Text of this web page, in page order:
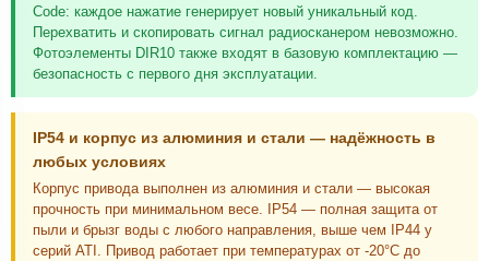
Code: каждое нажатие генерирует новый уникальный код.
Перехватить и скопировать сигнал радиосканером невозможно.
Фотоэлементы DIR10 также входят в базовую комплектацию —
безопасность с первого дня эксплуатации.
IP54 и корпус из алюминия и стали — надёжность в
любых условиях
Корпус привода выполнен из алюминия и стали — высокая
прочность при минимальном весе. IP54 — полная защита от
пыли и брызг воды с любого направления, выше чем IP44 у
серий ATI. Привод работает при температурах от -20°C до